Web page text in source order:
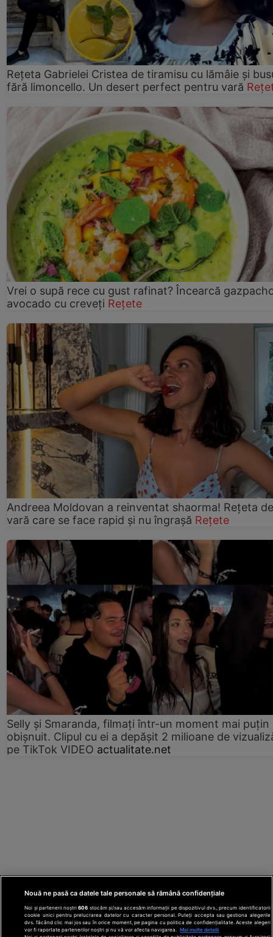
Rețeta Gabrielei Cristea de tiramisu cu lămâie și
fără limoncello. Un desert perfect pentru vară
Vrei o supă rece cu gust rafinat? Încearcă
avocado cu creveți Rețete
Andreea Moldovan a reinventat shaorma! Rețeta de
vară care se face rapid și nu îngrașă Rețete
Selly și Smaranda, filmați într-un moment mai puțin
obișnuit. Clipul cu ei a depășit 2 milioane de
pe TikTok VIDEO actualitate.net
Nouă ne pasă ca datele tale personale să rămână confidențiale
Noi și partenerii noștri606 stocăm și/sau accesăm informații pe dispozitivul dvs., precum identificatorii
cookie unici pentru prelucrarea datelor cu caracter personal. Puteți accepta sau gestiona alegerile
dvs. făcând clic mai jos sau în orice moment, pe pagina cu politica de confidențialitate. Aceste alegeri
vor fi raportate partenerilor noștri și nu vă vor afecta navigarea.
Mai multe detalii